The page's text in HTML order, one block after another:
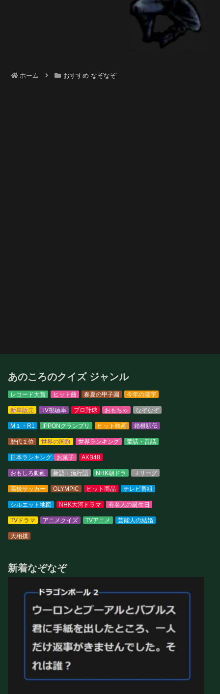
ホーム おすすめ なぞなぞ
あのころのクイズ ジャンル
レコード大賞 ヒット曲 春夏の甲子園 今年の漢字
新車販売 TV視聴率 プロ野球 おもちゃ なぞなぞ
M１・R1 IPPONグランプリ ヒット映画 箱根駅伝
歴代１位 世界の国旗 世界ランキング 童話・昔話
日本ランキング お菓子 AKB48
おもしろ動画 新語・流行語 NHK朝ドラ Ｊリーグ
高校サッカー OLYMPIC ヒット商品 テレビ番組
シルエット地図 NHK大河ドラマ 有名人の誕生日
TVドラマ アニメクイズ TVアニメ 芸能人の結婚
大相撲
新着なぞなぞ